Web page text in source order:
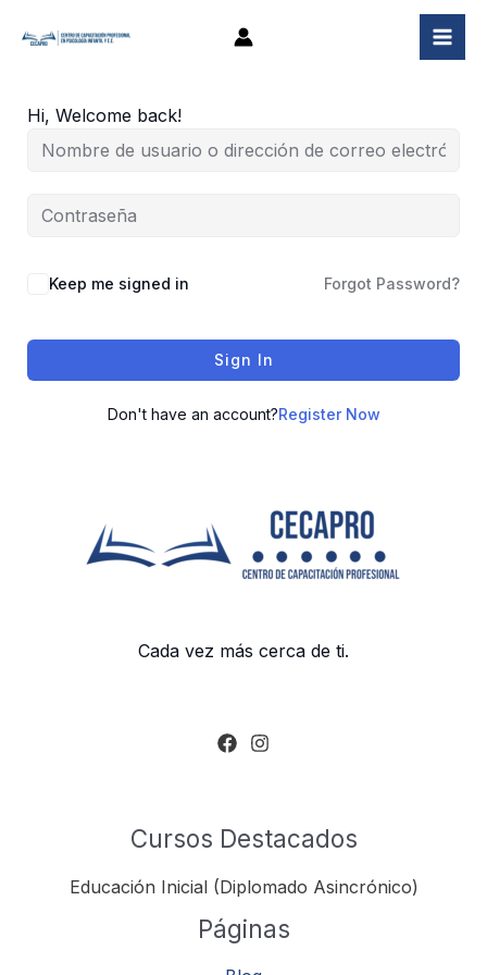
Hi, Welcome back!
Keep me signed in Forgot Password?
Sign In
Don't have an account?Register Now
Cada vez más cerca de ti.
Cursos Destacados
Educación Inicial (Diplomado Asincrónico)
Páginas